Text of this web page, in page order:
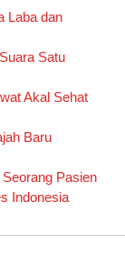
Laba dan
Satu
Akal Sehat
Baru
Pasien
Indonesia